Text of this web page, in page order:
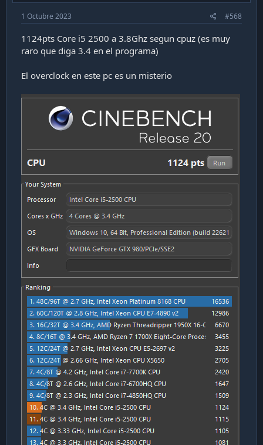
1 Octubre 2023 #568
1124pts Core i5 2500 a 3.8Ghz segun cpuz (es muy
raro que diga 3.4 en el programa)
El overclock en este pc es un misterio